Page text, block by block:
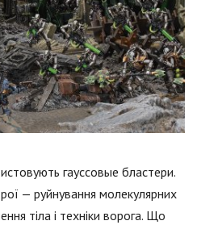
гауссовые бластери.
— руйнування молекулярних
тіла і техніки ворога. Що